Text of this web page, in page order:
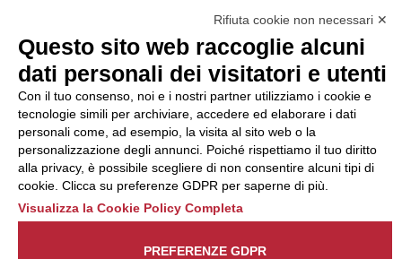
possibile presentare un
reclamo
all’Organismo di
Monitoraggio utilizzando
una delle modalità
descritte al seguente
indirizzo web
https://odm-
agenzielavoro.it/reclami/.
Rifiuta cookie non necessari ✕
Questo sito web raccoglie alcuni
dati personali dei visitatori e utenti
Con il tuo consenso, noi e i nostri partner utilizziamo i cookie e
tecnologie simili per archiviare, accedere ed elaborare i dati
personali come, ad esempio, la visita al sito web o la
personalizzazione degli annunci. Poiché rispettiamo il tuo diritto
alla privacy, è possibile scegliere di non consentire alcuni tipi di
cookie. Clicca su preferenze GDPR per saperne di più.
Visualizza la Cookie Policy Completa
PREFERENZE GDPR